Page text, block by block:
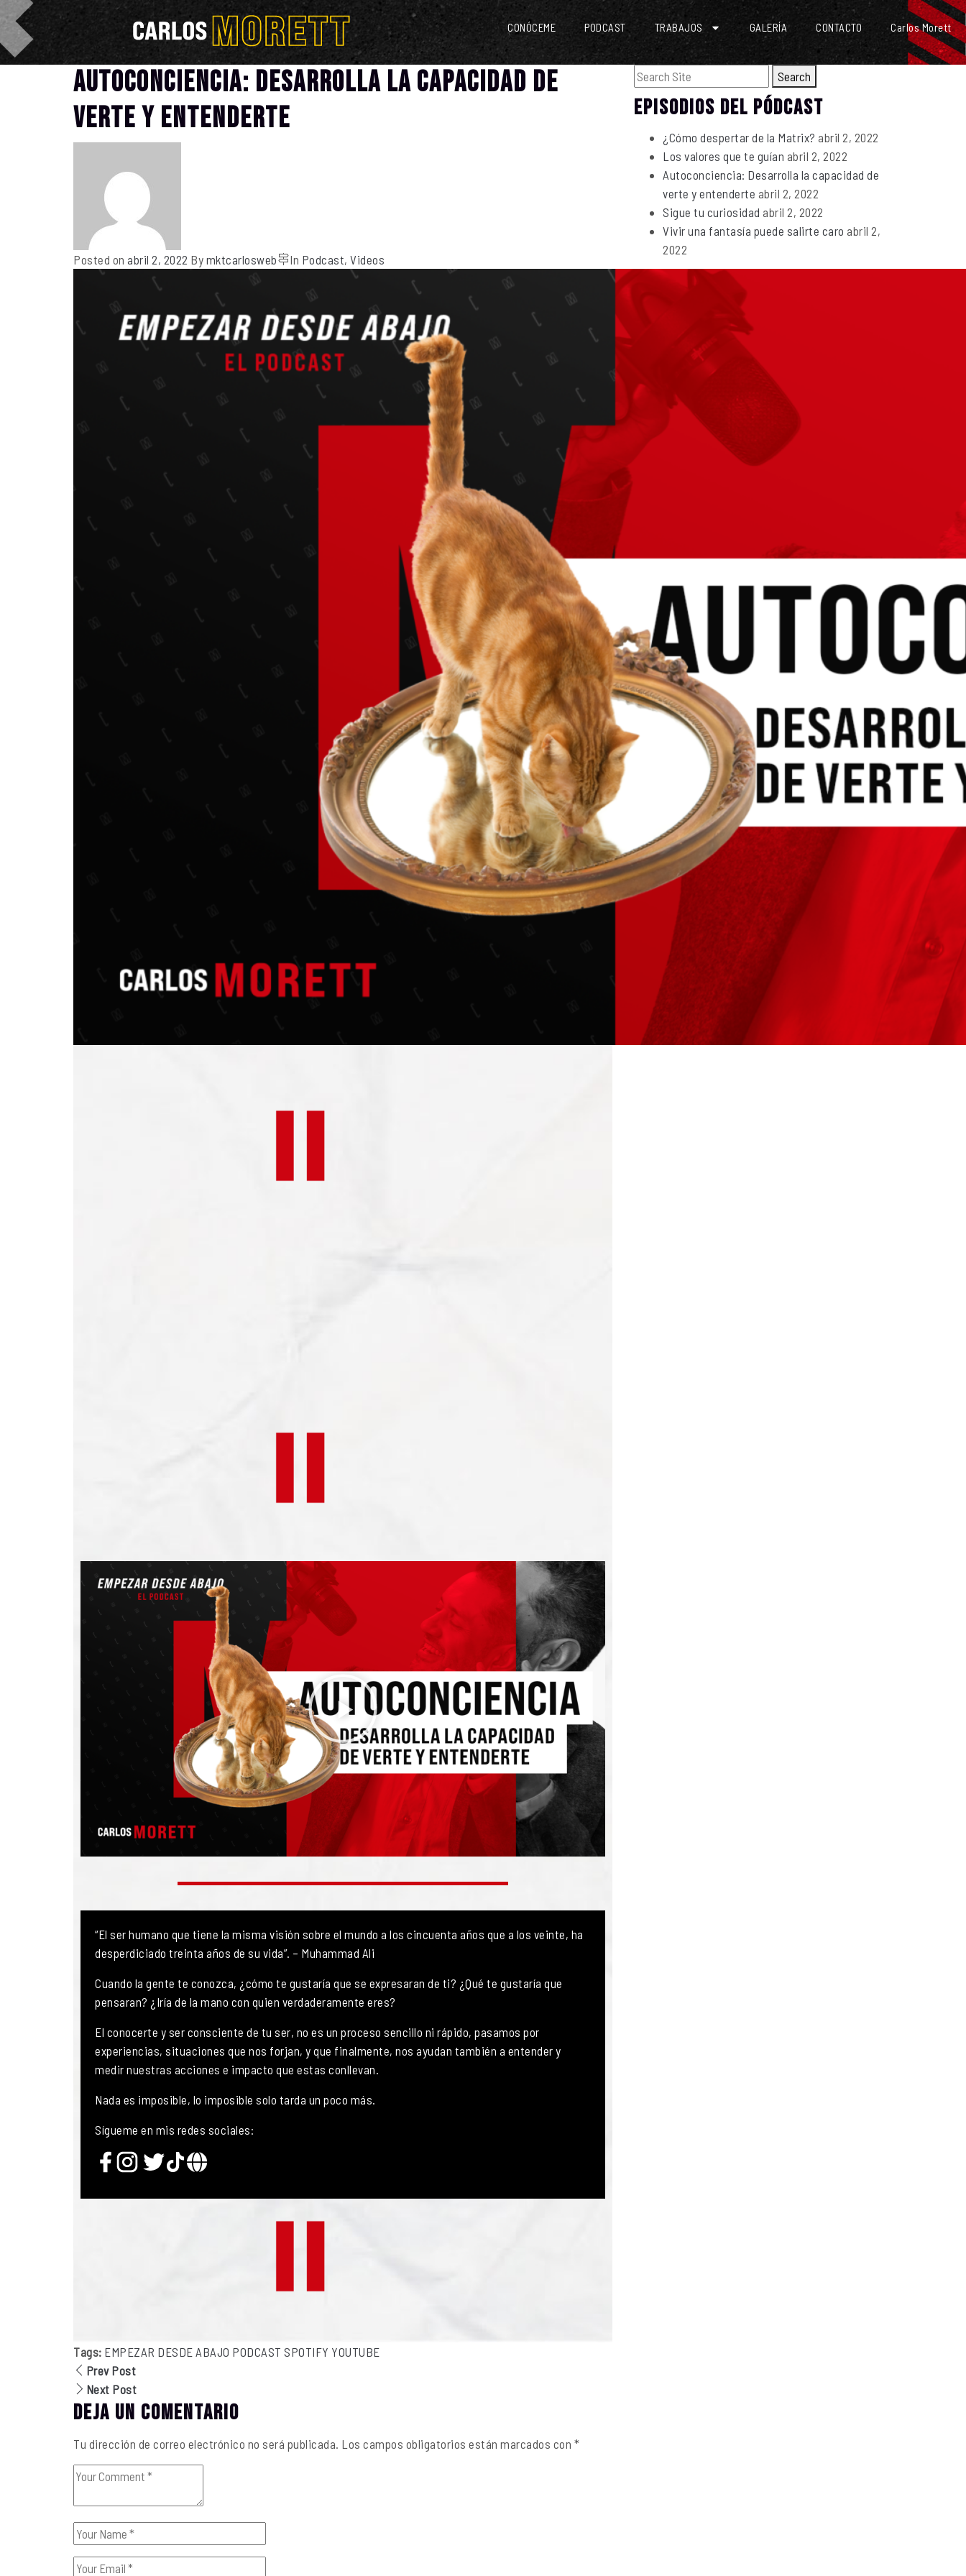
CONÓCEME PODCAST TRABAJOS GALERÍA CONTACTO Carlos Morett
Autoconciencia: Desarrolla la capacidad de
verte y entenderte
Posted on abril 2, 2022 By mktcarlosweb In Podcast, Videos
“El ser humano que tiene la misma visión sobre el mundo a los cincuenta años que a los veinte, ha
desperdiciado treinta años de su vida”. – Muhammad Ali
Cuando la gente te conozca, ¿cómo te gustaría que se expresaran de ti? ¿Qué te gustaría que
pensaran? ¿Iría de la mano con quien verdaderamente eres?
El conocerte y ser consciente de tu ser, no es un proceso sencillo ni rápido, pasamos por
experiencias, situaciones que nos forjan, y que finalmente, nos ayudan también a entender y
medir nuestras acciones e impacto que estas conllevan.
Nada es imposible, lo imposible solo tarda un poco más.
Sígueme en mis redes sociales:
Tags: EMPEZAR DESDE ABAJO PODCAST SPOTIFY YOUTUBE
Prev Post
Next Post
Deja un comentario
Tu dirección de correo electrónico no será publicada. Los campos obligatorios están marcados con *
Search
EPISODIOS DEL PÓDCAST
¿Cómo despertar de la Matrix? abril 2, 2022
Los valores que te guían abril 2, 2022
Autoconciencia: Desarrolla la capacidad de
verte y entenderte abril 2, 2022
Sigue tu curiosidad abril 2, 2022
Vivir una fantasía puede salirte caro abril 2,
2022